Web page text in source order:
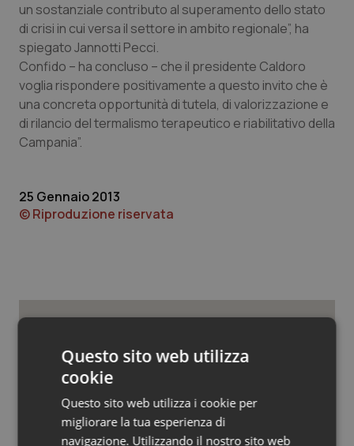
Toscana
Umbria
Valle D’Aosta
Veneto
Obesità
Oftalmologia
Oncodermatologia
Oncoematologia
Psoriasi & pelle
Quotidiano Chirurgia
Quotidiano Pediatria
Rene & patologie urogenitali
un sostanziale contributo al superamento dello stato
di crisi in cui versa il settore in ambito regionale”, ha
spiegato Jannotti Pecci.
Confido – ha concluso – che il presidente Caldoro
voglia rispondere positivamente a questo invito che è
una concreta opportunità di tutela, di valorizzazione e
di rilancio del termalismo terapeutico e riabilitativo della
Campania”.
25 Gennaio 2013
© Riproduzione riservata
Regioni e Asl
Settimana della Scienza dello
Spallanzani: capire la ricerca per
Questo sito web utilizza
cookie
Questo sito web utilizza i cookie per
migliorare la tua esperienza di
navigazione. Utilizzando il nostro sito web